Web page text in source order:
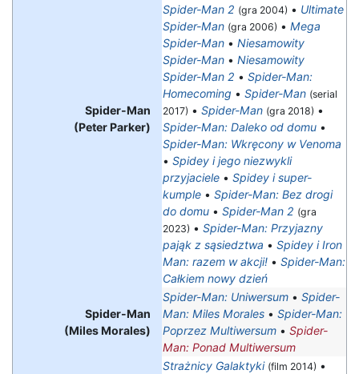
Spider-Man
(Peter Parker)
Spider-Man 2 (gra 2004) • Ultimate
Spider-Man (gra 2006) • Mega
Spider-Man • Niesamowity
Spider-Man • Niesamowity
Spider-Man 2 • Spider-Man:
Homecoming • Spider-Man (serial
2017) • Spider-Man (gra 2018) •
Spider-Man: Daleko od domu •
Spider-Man: Wkręcony w Venoma
• Spidey i jego niezwykli
przyjaciele • Spidey i super-
kumple • Spider-Man: Bez drogi
do domu • Spider-Man 2 (gra
2023) • Spider-Man: Przyjazny
pająk z sąsiedztwa • Spidey i Iron
Man: razem w akcji! • Spider-Man:
Całkiem nowy dzień
Spider-Man
(Miles Morales)
Spider-Man: Uniwersum • Spider-
Man: Miles Morales • Spider-Man:
Poprzez Multiwersum • Spider-
Man: Ponad Multiwersum
Strażnicy Galaktyki (film 2014) •